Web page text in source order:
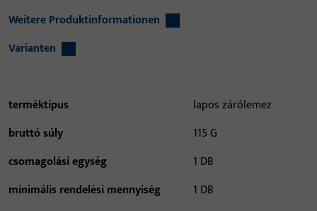
Weitere Produktinformationen
Varianten
terméktípus
lapos zárólemez
bruttó súly
115 G
csomagolási egység
1 DB
minimális rendelési mennyiség
1 DB